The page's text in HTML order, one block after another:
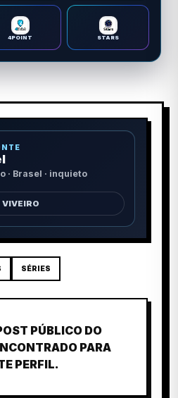
4POINT STARS
· Brasel · inquieto
VIVEIRO
SÉRIES
PÚBLICO DO
PARA
PERFIL.